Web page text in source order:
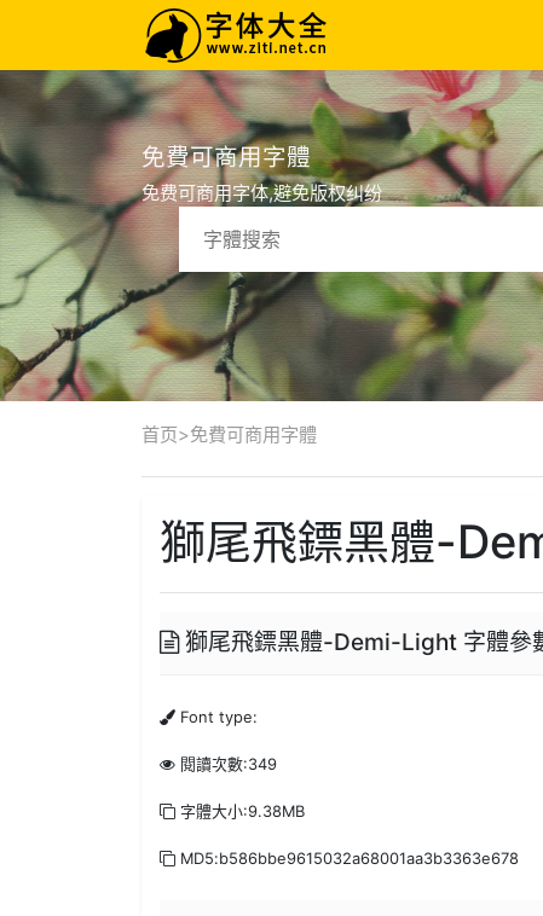
免費可商用字體
免费可商用字体,避免版权纠纷
首页>免費可商用字體
獅尾飛鏢黑體-
獅尾飛鏢黑體-Demi-Light 字體參
Font type:
閱讀次數:349
字體大小:9.38MB
MD5:b586bbe9615032a68001aa3b3363e678